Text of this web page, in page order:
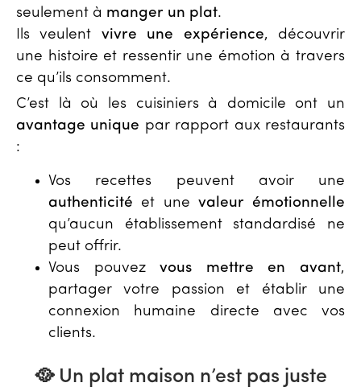
seulement à manger un plat.
Ils veulent vivre une expérience, découvrir
une histoire et ressentir une émotion à travers
ce qu’ils consomment.
C’est là où les cuisiniers à domicile ont un
avantage unique par rapport aux restaurants
:
Vos recettes peuvent avoir une
authenticité et une valeur émotionnelle
qu’aucun établissement standardisé ne
peut offrir.
Vous pouvezvous mettre en avant,
partager votre passion et établir une
connexion humaine directe avec vos
clients.
🥘 Un plat maison n’est pas juste